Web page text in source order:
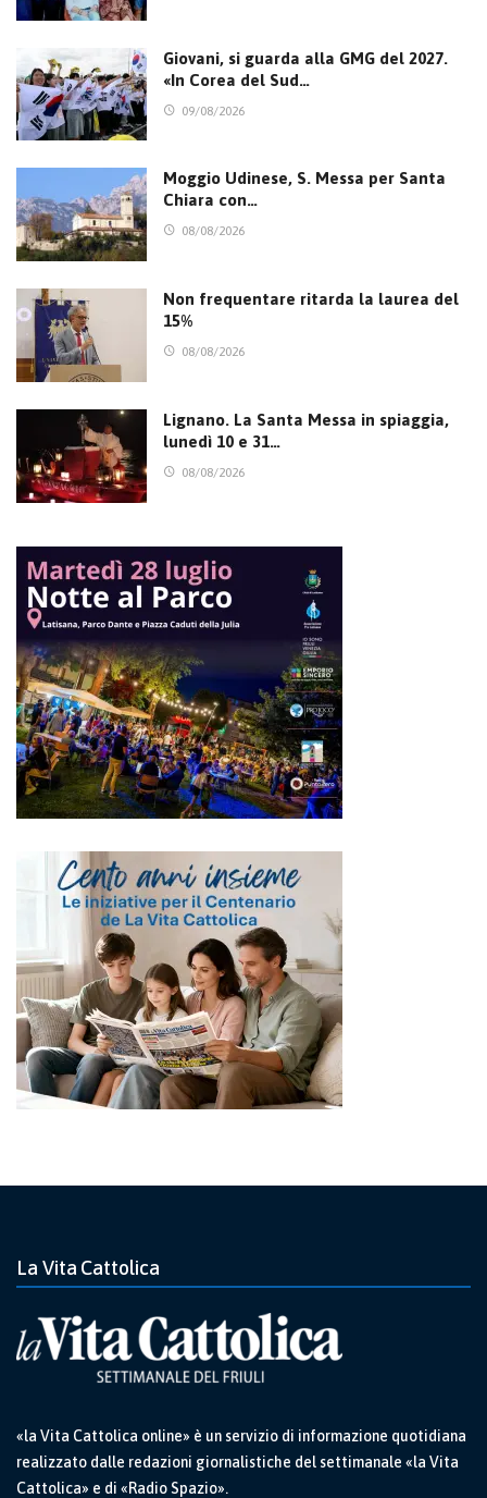
Giovani, si guarda alla GMG del 2027.
«In Corea del Sud…
09/08/2026
Moggio Udinese, S. Messa per Santa
Chiara con…
08/08/2026
Non frequentare ritarda la laurea del
15%
08/08/2026
Lignano. La Santa Messa in spiaggia,
lunedì 10 e 31…
08/08/2026
La Vita Cattolica
«la Vita Cattolica online» è un servizio di informazione quotidiana
realizzato dalle redazioni giornalistiche del settimanale «la Vita
Cattolica» e di «Radio Spazio».